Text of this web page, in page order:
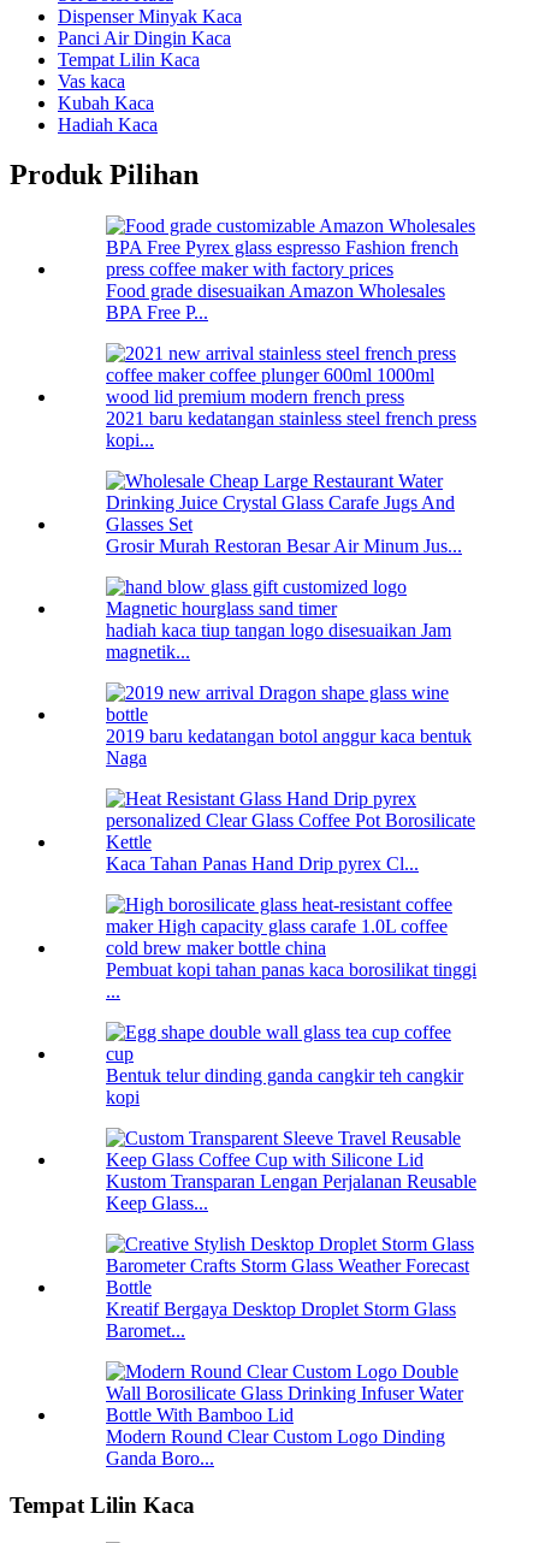
Dispenser Minyak Kaca
Panci Air Dingin Kaca
Tempat Lilin Kaca
Vas kaca
Kubah Kaca
Hadiah Kaca
Produk Pilihan
Food grade disesuaikan Amazon Wholesales
BPA Free P...
2021 baru kedatangan stainless steel french press
kopi...
Grosir Murah Restoran Besar Air Minum Jus...
hadiah kaca tiup tangan logo disesuaikan Jam
magnetik...
2019 baru kedatangan botol anggur kaca bentuk
Naga
Kaca Tahan Panas Hand Drip pyrex Cl...
Pembuat kopi tahan panas kaca borosilikat tinggi
...
Bentuk telur dinding ganda cangkir teh cangkir
kopi
Kustom Transparan Lengan Perjalanan Reusable
Keep Glass...
Kreatif Bergaya Desktop Droplet Storm Glass
Baromet...
Modern Round Clear Custom Logo Dinding
Ganda Boro...
Tempat Lilin Kaca